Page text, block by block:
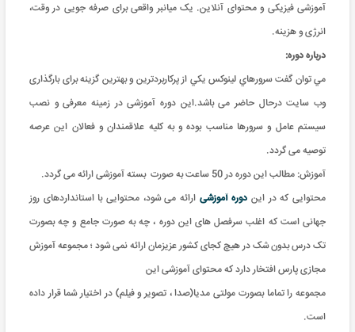
آموزشی فیزیکی و محتوای آنلاین. یک میانبر واقعی برای صرفه جویی در وقت،
انرژی و هزینه.
درباره دوره:
مي توان گفت سرورهاي لينوکس يکي از پرکاربردترين و بهترين گزينه برای بارگذاری
وب سایت درحال حاضر می باشد.این دوره آموزشی در زمینه معرفی و نصب
سیستم عامل و سرورها مناسب بوده و به کلیه علاقمندان و فعالان این عرصه
توصیه می گردد.
آموزش: مطالب این دوره در 50 ساعت به صورت بسته آموزشی ارائه می گردد
.
محتوایی که در این دوره آموزشی ارائه می شود، محتوایی با استانداردهای روز
جهانی است که اغلب سرفصل های این دوره ، چه به صورت جامع و چه بصورت
تک درس بدون شک در هیچ کجای کشور عزیزمان ارائه نمی شود ؛ مجموعه آموزش
مجازی پارس افتخار دارد که محتوای آموزشی این
مجموعه را تماما بصورت مولتی مدیا(صدا ، تصویر و فیلم) در اختیار شما قرار داده
است.